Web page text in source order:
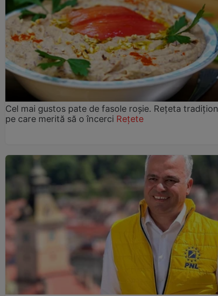
Cel mai gustos pate de fasole roșie. Rețeta
pe care merită să o încerci Rețete